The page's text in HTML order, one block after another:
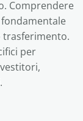
Comprendere
per